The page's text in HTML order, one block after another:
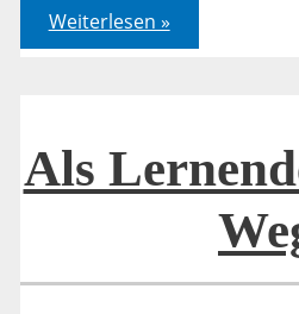
2.
Mose
13,20-
Weiterlesen »
Als